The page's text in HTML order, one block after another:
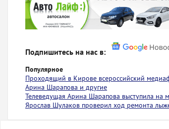
Подпишитесь на нас в:
Популярное
Проходящий в Кирове всероссийский
Арина Шарапова и другие
Телеведущая Арина Шарапова выступила на
Ярослав Шулаков проверил ход ремонта